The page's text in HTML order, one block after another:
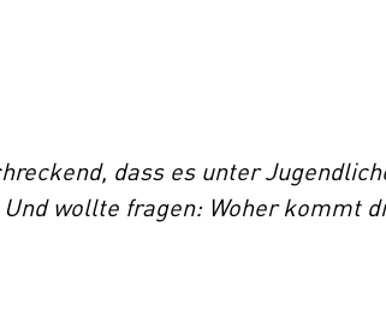
dass es unter
wollte fragen: Woher kommt